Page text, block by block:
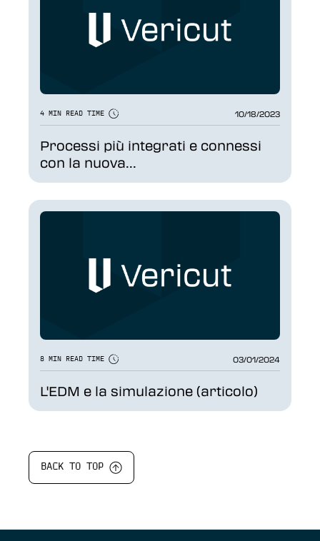
4 MIN READ TIME 10/18/2023
Processi più integrati e connessi
con la nuova...
8 MIN READ TIME 03/01/2024
L'EDM e la simulazione (articolo)
BACK TO TOP